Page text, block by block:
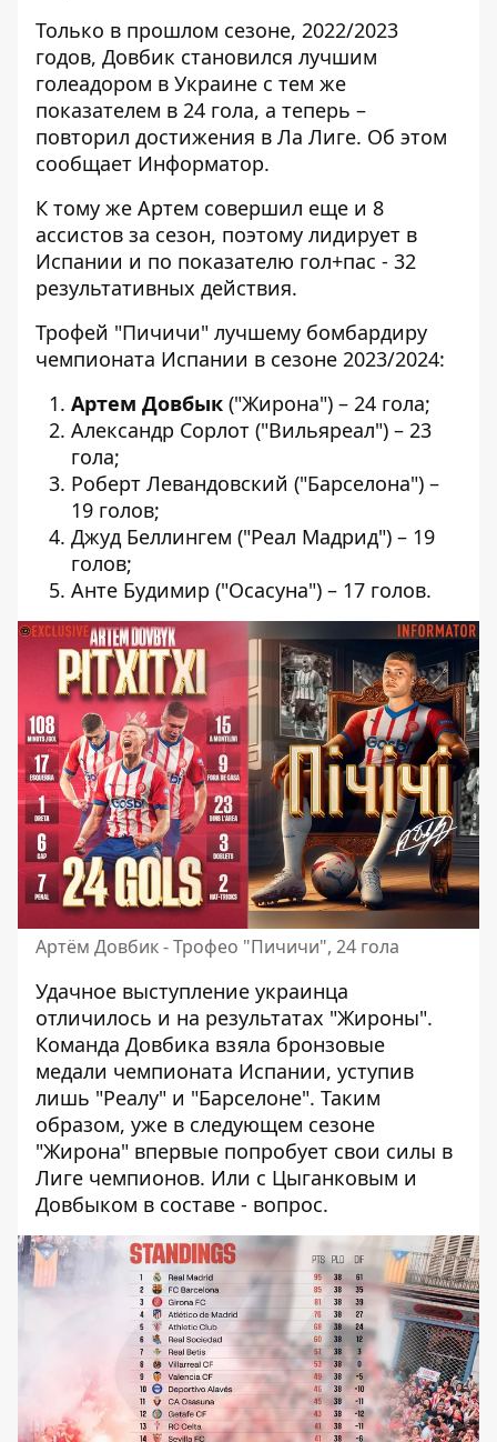
Только в прошлом сезоне, 2022/2023
годов, Довбик становился лучшим
голеадором в Украине с тем же
показателем в 24 гола, а теперь –
повторил достижения в Ла Лиге. Об этом
сообщает Информатор.
К тому же Артем совершил еще и 8
ассистов за сезон, поэтому лидирует в
Испании и по показателю гол+пас - 32
результативных действия.
Трофей "Пичичи" лучшему бомбардиру
чемпионата Испании в сезоне 2023/2024:
Артем Довбык ("Жирона") – 24 гола;
Александр Сорлот ("Вильяреал") – 23
гола;
Роберт Левандовский ("Барселона") –
19 голов;
Джуд Беллингем ("Реал Мадрид") – 19
голов;
Анте Будимир ("Осасуна") – 17 голов.
Артём Довбик - Трофео "Пичичи", 24 гола
Удачное выступление украинца
отличилось и на результатах "Жироны".
Команда Довбика взяла бронзовые
медали чемпионата Испании, уступив
лишь "Реалу" и "Барселоне". Таким
образом, уже в следующем сезоне
"Жирона" впервые попробует свои силы в
Лиге чемпионов. Или с Цыганковым и
Довбыком в составе - вопрос.